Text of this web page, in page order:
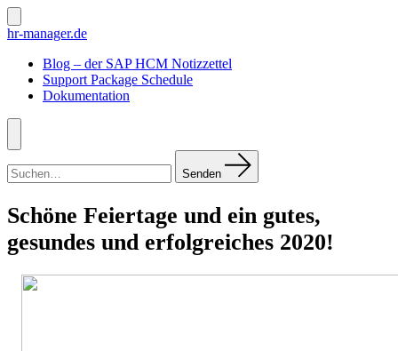
Zum
Inhalt
Suche
ein-/ausblenden
hr-manager.de
Blog – der SAP HCM Notizzettel
Support Package Schedule
Dokumentation
Menü
nach:
Senden
Schöne Feiertage und ein gutes,
gesundes und erfolgreiches 2020!